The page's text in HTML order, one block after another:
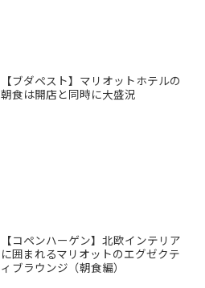
【ブダペスト】マリオットホテルの
朝食は開店と同時に大盛況
【コペンハーゲン】北欧インテリア
に囲まれるマリオットのエグゼクテ
ィブラウンジ（朝食編）